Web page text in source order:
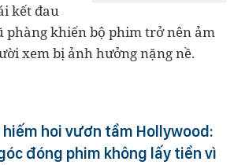
kết đau
phàng khiến bộ phim trở nên ảm
xem bị ảnh hưởng nặng nề.
hiếm hoi vươn tầm Hollywood:
đóng phim không lấy tiền vì